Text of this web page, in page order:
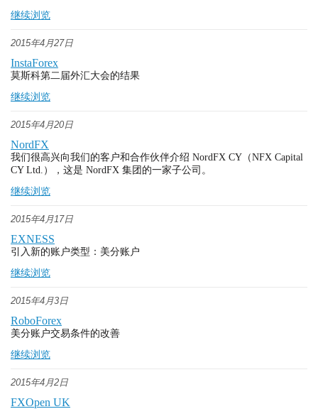
继续浏览
2015年4月27日
InstaForex
莫斯科第二届外汇大会的结果
继续浏览
2015年4月20日
NordFX
我们很高兴向我们的客户和合作伙伴介绍 NordFX CY（NFX Capital
CY Ltd.），这是 NordFX 集团的一家子公司。
继续浏览
2015年4月17日
EXNESS
引入新的账户类型：美分账户
继续浏览
2015年4月3日
RoboForex
美分账户交易条件的改善
继续浏览
2015年4月2日
FXOpen UK